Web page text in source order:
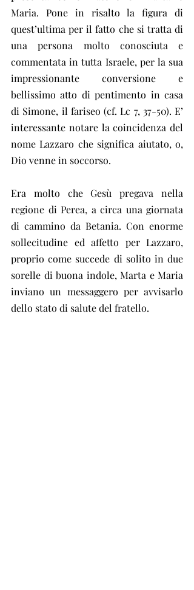
Maria. Pone in risalto la figura di
quest’ultima per il fatto che si tratta di
una persona molto conosciuta e
commentata in tutta Israele, per la sua
impressionante conversione e
bellissimo atto di pentimento in casa
di Simone, il fariseo (cf. Lc 7, 37-50). E’
interessante notare la coincidenza del
nome Lazzaro che significa aiutato, o,
Dio venne in soccorso.
Era molto che Gesù pregava nella
regione di Perea, a circa una giornata
di cammino da Betania. Con enorme
sollecitudine ed affetto per Lazzaro,
proprio come succede di solito in due
sorelle di buona indole, Marta e Maria
inviano un messaggero per avvisarlo
dello stato di salute del fratello.